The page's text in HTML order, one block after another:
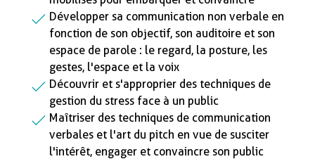
Développer sa communication non verbale en
fonction de son objectif, son auditoire et son
espace de parole : le regard, la posture, les
gestes, l'espace et la voix
Découvrir et s'approprier des techniques de
gestion du stress face à un public
Maîtriser des techniques de communication
verbales et l'art du pitch en vue de susciter
l'intérêt, engager et convaincre son public